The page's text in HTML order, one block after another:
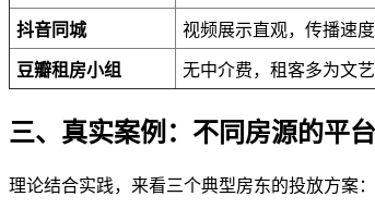
抖音同城 视频展示直观，传播速
豆瓣租房小组 无中介费，租客多为文
三、真实案例：不同房源的平
理论结合实践，来看三个典型房东的投放方案：